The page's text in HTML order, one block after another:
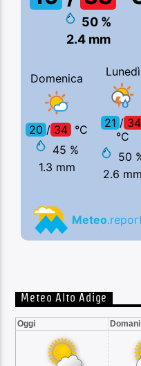
Meteo Alto Adige
Oggi Domani